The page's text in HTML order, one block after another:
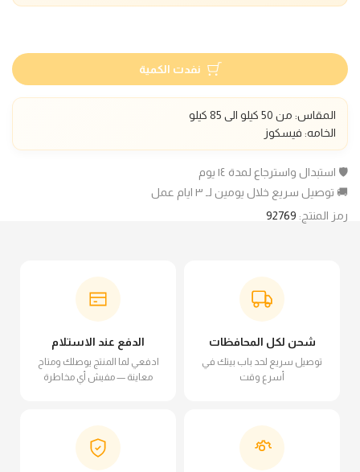
نفدت الكمية
المقاس: من 50 كيلو الى 85 كيلو
الخامه: فيسكوز
🛡️ استبدال واسترجاع لمدة ١٤ يوم
🚚 توصيل سريع خلال يومين لـ ٣ ايام عمل
رمز المنتج: 92769
شحن لكل المحافظات
توصيل سريع لحد باب بيتك في
أسرع وقت
الدفع عند الاستلام
ادفعي لما المنتج يوصلك ومتاح
معاينة — مفيش أي مخاطرة